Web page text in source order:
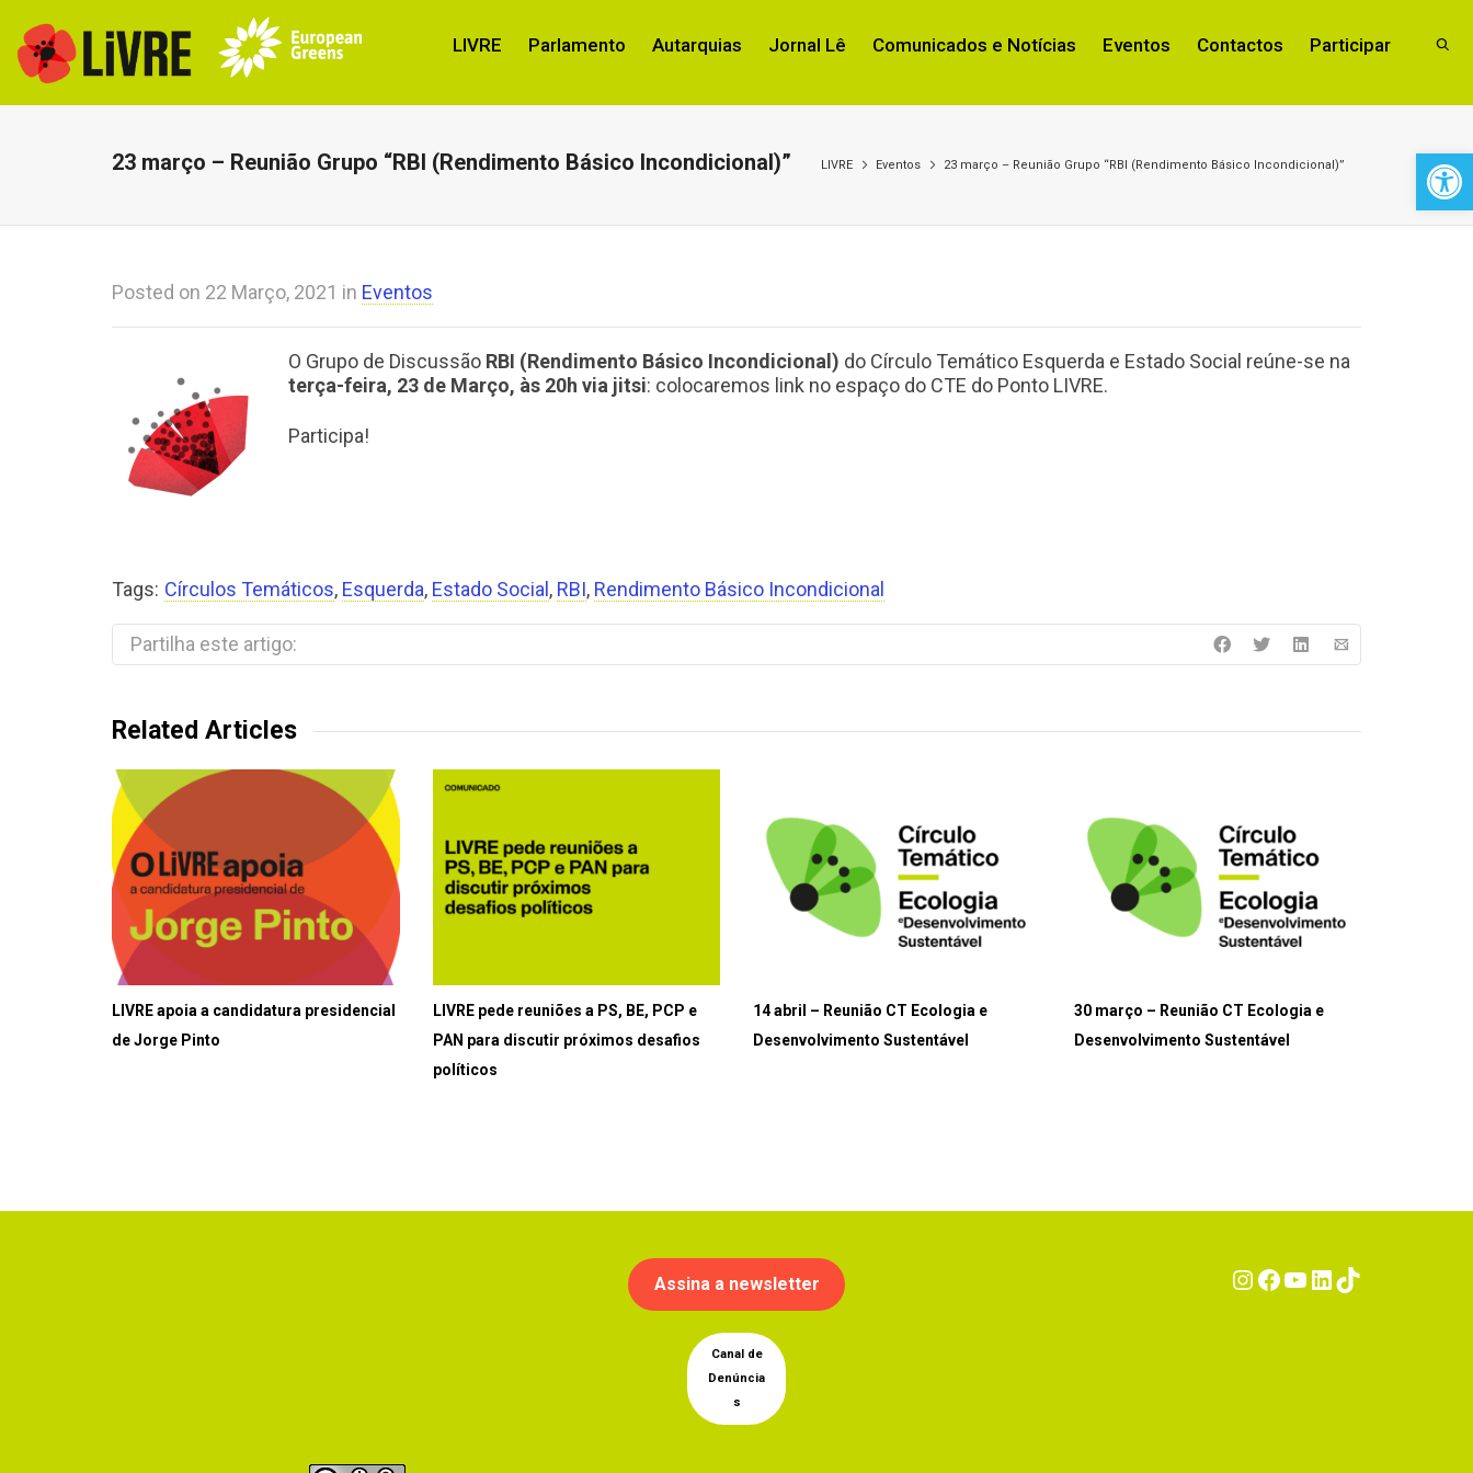
LIVRE Parlamento Autarquias Jornal Lê Comunicados e Notícias Eventos Contactos Participar
23 março – Reunião Grupo “RBI (Rendimento Básico Incondicional)” LIVRE Eventos 23 março – Reunião Grupo “RBI (Rendimento Básico Incondicional)”
Posted on 22 Março, 2021 in Eventos
O Grupo de Discussão RBI (Rendimento Básico Incondicional) do Círculo Temático Esquerda e Estado Social reúne-se na
terça-feira, 23 de Março, às 20h via jitsi: colocaremos link no espaço do CTE do Ponto LIVRE.
Participa!
Tags: Círculos Temáticos, Esquerda, Estado Social , RBI, Rendimento Básico Incondicional
Partilha este artigo:
Related Articles
LIVRE apoia a candidatura presidencial
de Jorge Pinto
LIVRE pede reuniões a PS, BE, PCP e
PAN para discutir próximos desafios
políticos
14 abril – Reunião CT Ecologia e
Desenvolvimento Sustentável
30 março – Reunião CT Ecologia e
Desenvolvimento Sustentável
Assina a newsletter
Canal de
Denúncia
s
Instagram
Facebook
YouTube
LinkedIn